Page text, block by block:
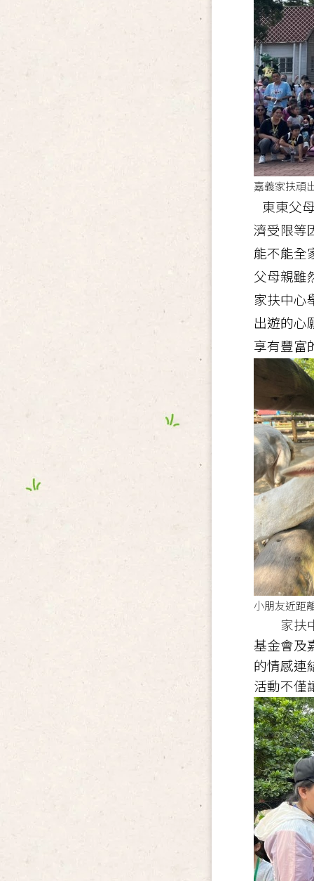
嘉義家扶頑
東東父
濟受限等
能不能全
父母親雖
家扶中心
出遊的心
享有豐富
小朋友
家扶
基金會及
的情感連
活動不僅